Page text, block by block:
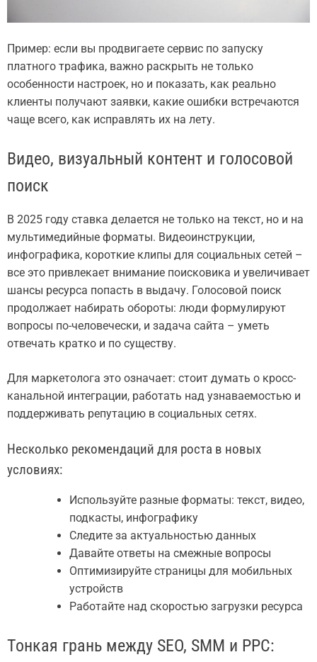
Пример: если вы продвигаете сервис по запуску
платного трафика, важно раскрыть не только
особенности настроек, но и показать, как реально
клиенты получают заявки, какие ошибки встречаются
чаще всего, как исправлять их на лету.
Видео, визуальный контент и голосовой
поиск
В 2025 году ставка делается не только на текст, но и на
мультимедийные форматы. Видеоинструкции,
инфографика, короткие клипы для социальных сетей –
все это привлекает внимание поисковика и увеличивает
шансы ресурса попасть в выдачу. Голосовой поиск
продолжает набирать обороты: люди формулируют
вопросы по-человечески, и задача сайта – уметь
отвечать кратко и по существу.
Для маркетолога это означает: стоит думать о кросс-
канальной интеграции, работать над узнаваемостью и
поддерживать репутацию в социальных сетях.
Несколько рекомендаций для роста в новых
условиях:
Используйте разные форматы: текст, видео,
подкасты, инфографику
Следите за актуальностью данных
Давайте ответы на смежные вопросы
Оптимизируйте страницы для мобильных
устройств
Работайте над скоростью загрузки ресурса
Тонкая грань между SEO, SMM и PPC: